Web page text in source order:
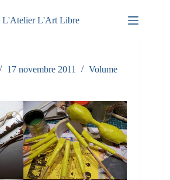
L'Atelier L'Art Libre
17 novembre 2011 Volume